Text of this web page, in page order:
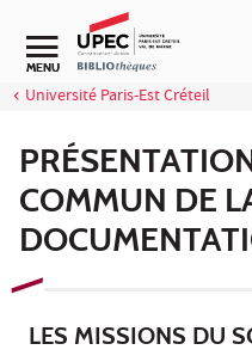
Aller au contenu
Navigation secondaire
MENU
Université Paris-Est Créteil
COMMUN DE
LES MISSIONS DU